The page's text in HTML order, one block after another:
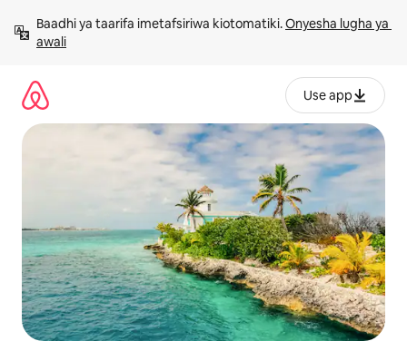
kwenda
kwenye
Baadhi ya taarifa imetafsiriwa kiotomatiki. Onyesha lugha ya
awali
Use app